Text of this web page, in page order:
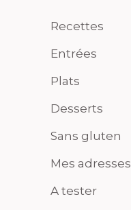
Recettes
Entrées
Plats
Desserts
Sans gluten
Mes adresses
A tester